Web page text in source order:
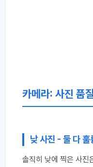
카메라: 사진 품
낮 사진 - 둘 다 훌
솔직히 낮에 찍은 사진